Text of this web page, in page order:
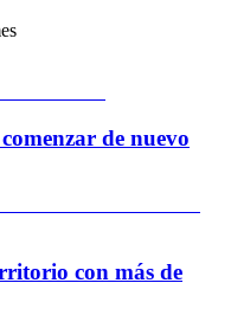
de nuevo
con más de